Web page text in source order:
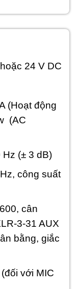
24 V DC
(Hoạt động
(AC
(± 3 dB)
công suất
cân
3-31 AUX
bằng, giắc
với MIC